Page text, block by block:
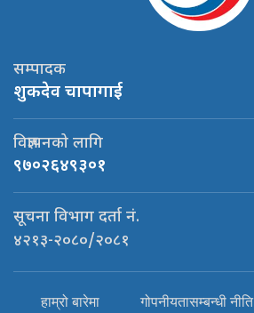
सम्पादक
शुकदेव चापागाई
विज्ञापनको लागि
९७०२६४९३०१
सूचना विभाग दर्ता नं.
४२१३-२०८०/२०८१
हाम्रो बारेमा गोपनीयतासम्बन्धी नीति